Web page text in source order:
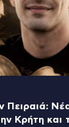
Πειραιά:
Κρήτη και